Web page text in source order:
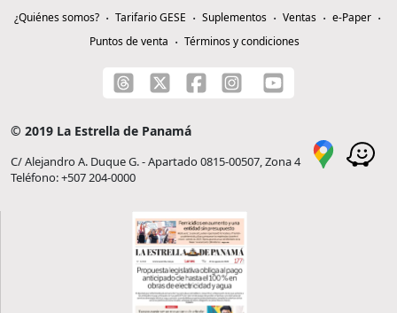
¿Quiénes somos? Tarifario GESE Suplementos Ventas
e-Paper
Puntos de venta
Términos y condiciones
© 2019 La Estrella de Panamá
C/ Alejandro A. Duque G. - Apartado 0815-00507, Zona 4
Teléfono: +507 204-0000